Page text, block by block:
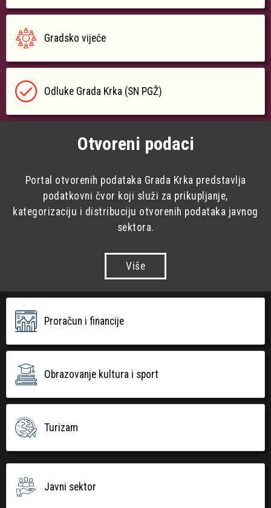
Gradsko vijeće
Odluke Grada Krka (SN PGŽ)
Otvoreni podaci
Portal otvorenih podataka Grada Krka predstavlja
podatkovni čvor koji služi za prikupljanje,
kategorizaciju i distribuciju otvorenih podataka javnog
sektora.
Više
Proračun i financije
Obrazovanje kultura i sport
Turizam
Javni sektor